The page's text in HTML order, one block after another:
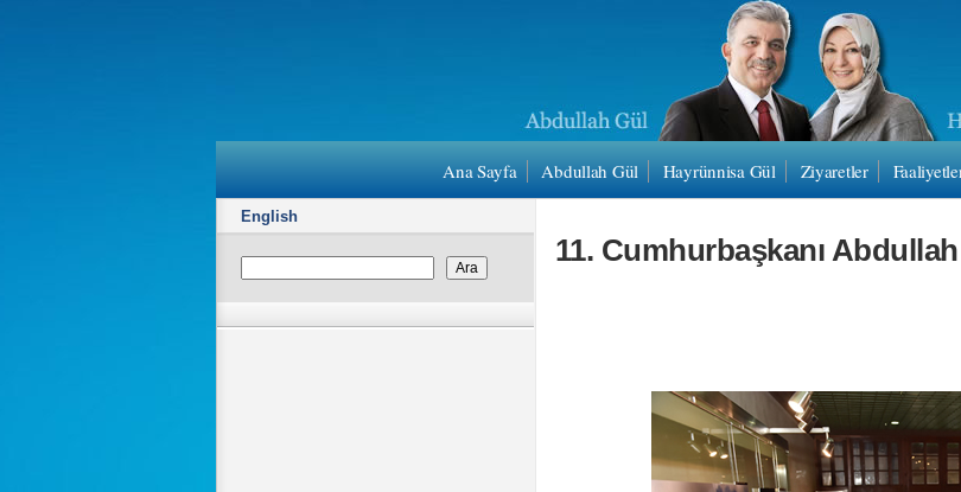
Ana Sayfa Abdullah Gül Hayrünnisa Gül Ziyaretler
English
11. Cumhurbaşkanı Abdullah